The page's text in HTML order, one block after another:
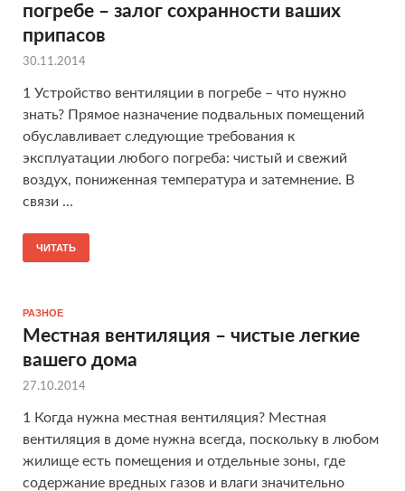
погребе – залог сохранности ваших
припасов
30.11.2014
1 Устройство вентиляции в погребе – что нужно
знать? Прямое назначение подвальных помещений
обуславливает следующие требования к
эксплуатации любого погреба: чистый и свежий
воздух, пониженная температура и затемнение. В
связи ...
ЧИТАТЬ
РАЗНОЕ
Местная вентиляция – чистые легкие
вашего дома
27.10.2014
1 Когда нужна местная вентиляция? Местная
вентиляция в доме нужна всегда, поскольку в любом
жилище есть помещения и отдельные зоны, где
содержание вредных газов и влаги значительно